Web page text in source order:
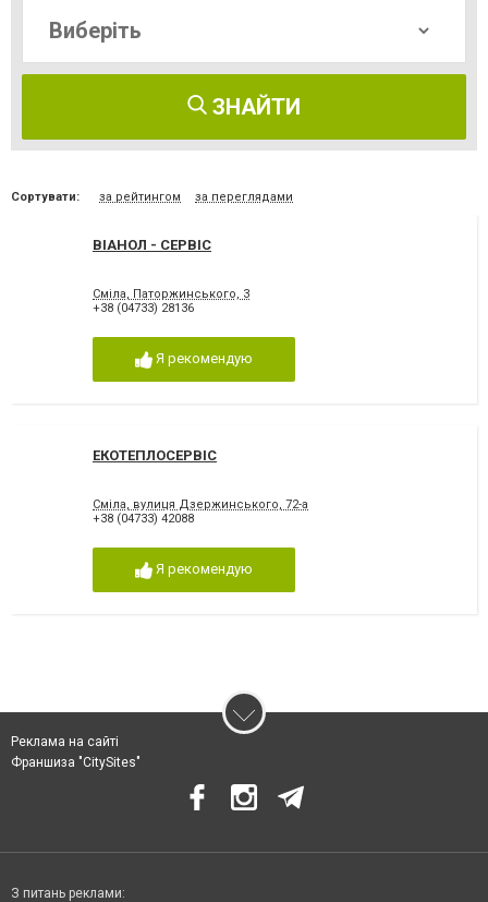
ЗНАЙТИ
Сортувати: за рейтингом за переглядами
ВІАНОЛ - СЕРВІС
Сміла, Паторжинського, 3
+38 (04733) 28136
Я рекомендую
ЕКОТЕПЛОСЕРВІС
Сміла, вулиця Дзержинського, 72-а
+38 (04733) 42088
Я рекомендую
Реклама на сайті
Франшиза "CitySites"
З питань реклами: